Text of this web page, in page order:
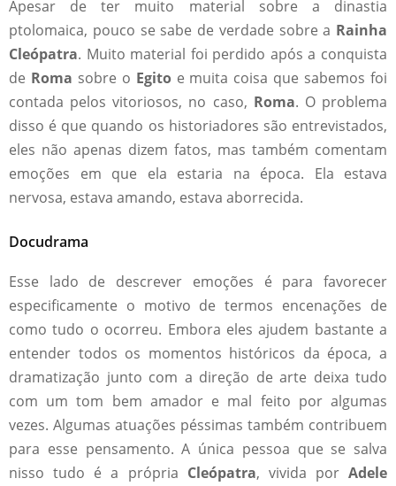
Apesar de ter muito material sobre a dinastia
ptolomaica, pouco se sabe de verdade sobre a Rainha
Cleópatra. Muito material foi perdido após a conquista
de Roma sobre o Egitoe muita coisa que sabemos foi
contada pelos vitoriosos, no caso, Roma. O problema
disso é que quando os historiadores são entrevistados,
eles não apenas dizem fatos, mas também comentam
emoções em que ela estaria na época. Ela estava
nervosa, estava amando, estava aborrecida.
Docudrama
Esse lado de descrever emoções é para favorecer
especificamente o motivo de termos encenações de
como tudo o ocorreu. Embora eles ajudem bastante a
entender todos os momentos históricos da época, a
dramatização junto com a direção de arte deixa tudo
com um tom bem amador e mal feito por algumas
vezes. Algumas atuações péssimas também contribuem
para esse pensamento. A única pessoa que se salva
nisso tudo é a própria Cleópatra, vivida por Adele